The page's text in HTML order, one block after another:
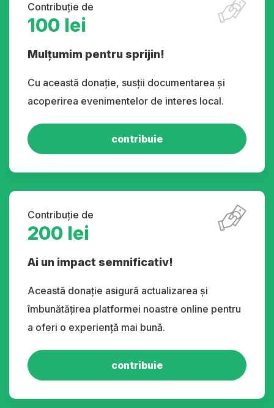
Contribuție de
100 lei
Mulțumim pentru sprijin!
Cu această donație, susții documentarea și
acoperirea evenimentelor de interes local.
contribuie
Contribuție de
200 lei
Ai un impact semnificativ!
Această donație asigură actualizarea și
îmbunătățirea platformei noastre online pentru
a oferi o experiență mai bună.
contribuie